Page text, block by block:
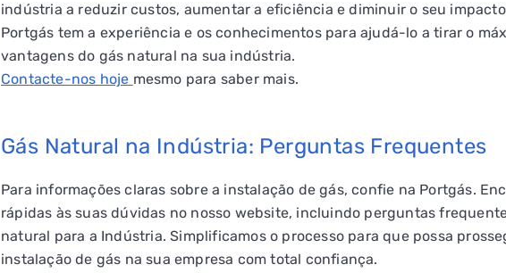
indústria a reduzir custos, aumentar a eficiência e diminuir o seu
Portgás tem a experiência e os conhecimentos para ajudá-lo a tirar o
vantagens do gás natural na sua indústria.
Contacte-nos hoje mesmo para saber mais.
Gás Natural na Indústria: Perguntas Frequentes
Para informações claras sobre a instalação de gás, confie na Portgás.
rápidas às suas dúvidas no nosso website, incluindo perguntas
natural para a Indústria. Simplificamos o processo para que possa
instalação de gás na sua empresa com total confiança.